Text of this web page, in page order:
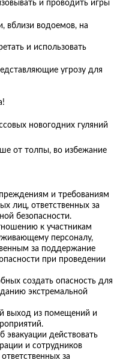
и проводить игры
вблизи водоемов, на
и использовать
угрозу для
новогодних гуляний
от толпы, во избежание
и требованиям
лиц, ответственных за
безопасности.
к участникам
персоналу,
за поддержание
при проведении
создать опасность для
экстремальной
выход из помещений и
эвакуации действовать
и сотрудников
за